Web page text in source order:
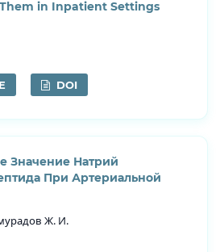
in Inpatient Settings
DOI
Значение Натрий
При Артериальной
Ж. И.